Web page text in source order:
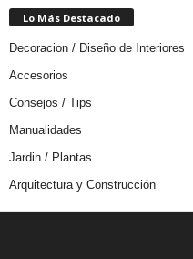
Lo Más Destacado
Decoracion / Diseño de Interiores
Accesorios
Consejos / Tips
Manualidades
Jardin / Plantas
Arquitectura y Construcción